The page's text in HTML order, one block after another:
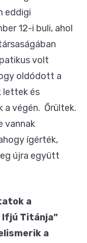
eddigi
12-i buli, ahol
volt
oldódott a
lettek és
végén. Őrültek.
vannak
ígérték,
újra együtt
a
Ifjú Titánja”
a